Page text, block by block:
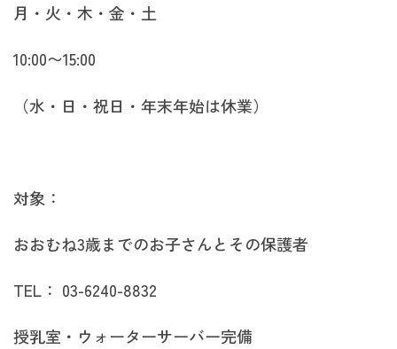
月・火・木・金・土
10:00〜15:00
（水・日・祝日・年末年始は休業）
対象：
おおむね3歳までのお子さんとその保護者
TEL： 03-6240-8832
授乳室・ウォーターサーバー完備